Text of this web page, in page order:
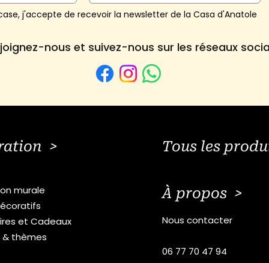
j'accepte de recevoir la newsletter de la Casa d'Anatole
nous et suivez-nous sur les réseaux
>
murale
et Cadeaux
& thèmes
Tous les
À propos >
Nous contacter
06 77 70 47 94